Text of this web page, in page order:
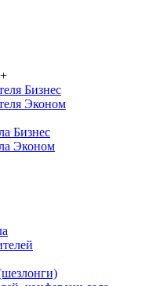
+
Бизнес
Эконом
Бизнес
Эконом